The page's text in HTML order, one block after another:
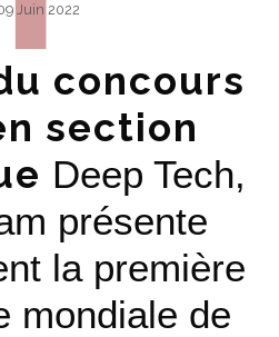
Juin 2022
concours
section
Deep Tech,
présente
la première
mondiale de